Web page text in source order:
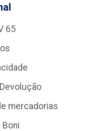
65
mercadorias